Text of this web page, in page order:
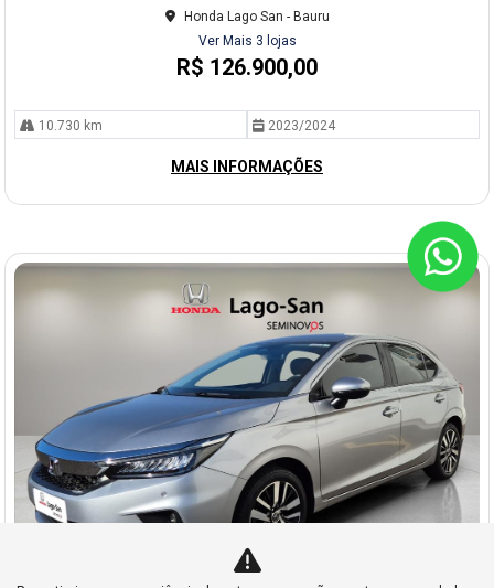
Honda Lago San - Bauru
Ver Mais 3 lojas
R$ 126.900,00
10.730 km 2023/2024
MAIS INFORMAÇÕES